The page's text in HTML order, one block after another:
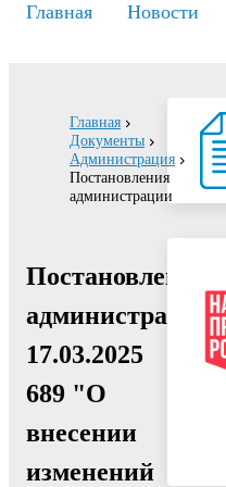
Главная Новости
Главная
Документы
Администрация
Постановления
администрации
Постановление
администрации
17.03.2025
689 "О
внесении
изменений